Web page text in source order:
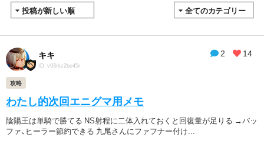
2 14
キキ
ID: v93rkz2be45r
攻略
わたし的次回エニグマ用メモ
陰陽王は単騎で勝てる NS射程に二体入れておくと回復量が足りる →バッ
ファ、ヒーラー節約できる 九尾さんにファフナー付け...